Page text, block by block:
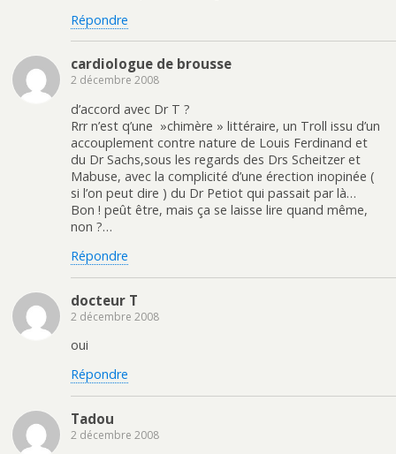
Répondre
cardiologue de brousse
2 décembre 2008
d’accord avec Dr T ?
Rrr n’est q’une »chimère » littéraire, un Troll issu d’un
accouplement contre nature de Louis Ferdinand et
du Dr Sachs,sous les regards des Drs Scheitzer et
Mabuse, avec la complicité d’une érection inopinée (
si l’on peut dire ) du Dr Petiot qui passait par là…
Bon ! peût être, mais ça se laisse lire quand même,
non ?…
Répondre
docteur T
2 décembre 2008
oui
Répondre
Tadou
2 décembre 2008